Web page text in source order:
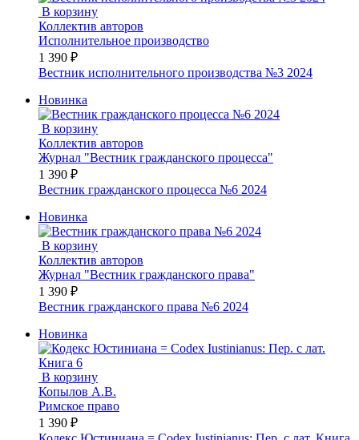
В корзину
Коллектив авторов
Исполнительное производство
1 390 ₽
Вестник исполнительного производства №3 2024
Новинка
В корзину
Коллектив авторов
Журнал "Вестник гражданского процесса"
1 390 ₽
Вестник гражданского процесса №6 2024
Новинка
В корзину
Коллектив авторов
Журнал "Вестник гражданского права"
1 390 ₽
Вестник гражданского права №6 2024
Новинка
В корзину
Копылов А.В.
Римское право
1 390 ₽